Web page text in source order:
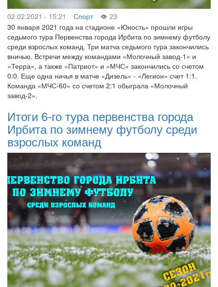
02.02.2021 - 15:21 Спорт
23
30 января 2021 года на стадионе «Юность» прошли игры
седьмого тура Первенства города Ирбита по зимнему футболу
среди взрослых команд. Три матча седьмого тура закончились
вничью. Встречи между командами «Молочный завод-1» и
«Терра», а также «Патриот» и «МЧС» закончились со счетом
0:0. Еще одна ничья в матче «Дизель» - «Легион» счет 1:1.
Команда «МЧС-60» со счетом 2:1 обыграла «Молочный
завод-2».
Итоги 6-го тура первенства города
Ирбита по зимнему футболу среди
взрослых команд